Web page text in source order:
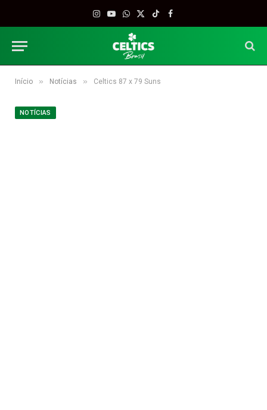
Instagram
YouTube
WhatsApp
X
TikTokFacebook
Início » Notícias » Celtics 87 x 79 Suns
NOTÍCIAS